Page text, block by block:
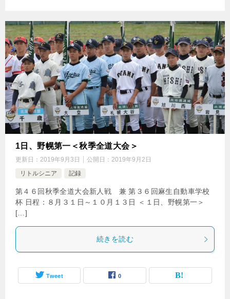
1日、野幌第一＜秋季全道大会＞
更新日： 2019年9月3日 公開日： 2019年9月2日
リトルシニア
記録
第４６回秋季全道大会新人戦 兼 第３６回麻生自動車学校
杯 日程：８月３１日～１０月１３日 ＜１日、野幌第一＞
[…]
続きを読む
Tweet 0